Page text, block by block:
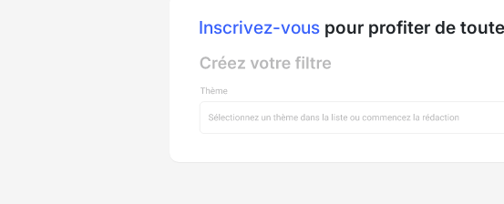
Inscrivez-vouspour profiter de